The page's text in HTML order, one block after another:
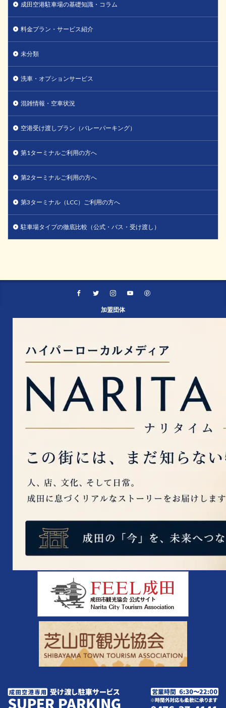
成田空港駐車場の基礎知識・コラム
料金プラン・サービス紹介
未分類
洗車・オプションサービス
混雑情報・空車状況
空港受け渡しプラン（バレーパーキング）
第1ターミナルご利用の方へ
第2ターミナルご利用の方へ
第3ターミナル（LCC）ご利用の方へ
駐車場タイプの徹底比較（公式・バス・受け渡し）
加盟団体